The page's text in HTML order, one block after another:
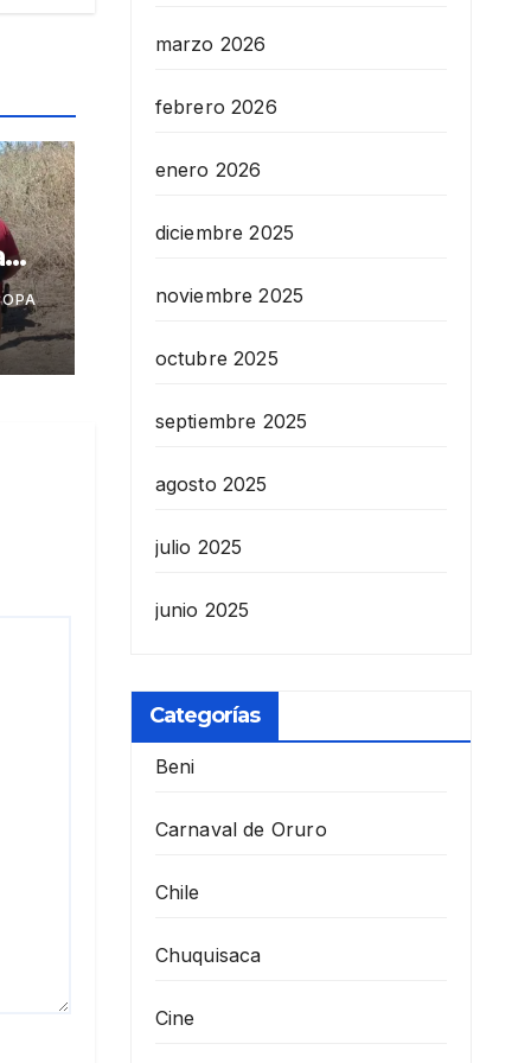
marzo 2026
febrero 2026
enero 2026
diciembre 2025
noviembre 2025
octubre 2025
septiembre 2025
agosto 2025
julio 2025
junio 2025
Categorías
Beni
Carnaval de Oruro
Chile
Chuquisaca
Cine